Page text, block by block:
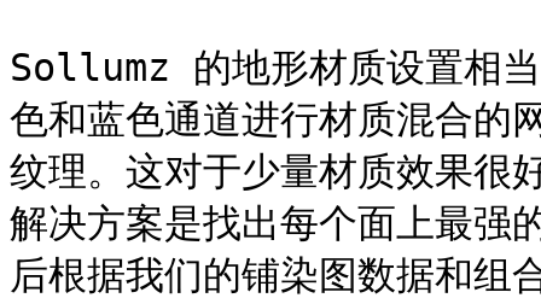
Sollumz 的地形材质设置相
色和蓝色通道进行材质混合的
纹理。这对于少量材质效果很
解决方案是找出每个面上最强
后根据我们的铺染图数据和组